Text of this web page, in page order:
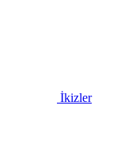
İkizler